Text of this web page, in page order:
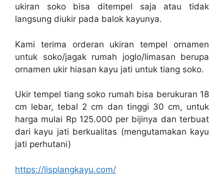
ukiran soko bisa ditempel saja atau tidak
langsung diukir pada balok kayunya.
Kami terima orderan ukiran tempel ornamen
untuk soko/jagak rumah joglo/limasan berupa
ornamen ukir hiasan kayu jati untuk tiang soko.
Ukir tempel tiang soko rumah bisa berukuran 18
cm lebar, tebal 2 cm dan tinggi 30 cm, untuk
harga mulai Rp 125.000 per bijinya dan terbuat
dari kayu jati berkualitas (mengutamakan kayu
jati perhutani)
https://lisplangkayu.com/